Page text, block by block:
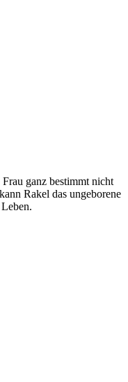
ganz bestimmt nicht
Rakel das ungeborene